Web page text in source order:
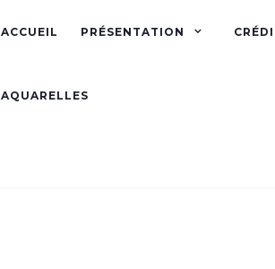
ACCUEIL PRÉSENTATION
AQUARELLES